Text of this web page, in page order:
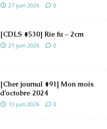
27 juin 2026 0
[CDLS #530] Rie fu – 2cm
21 juin 2026 0
[Cher journal #91] Mon mois
d’octobre 2024
13 juin 2026 0